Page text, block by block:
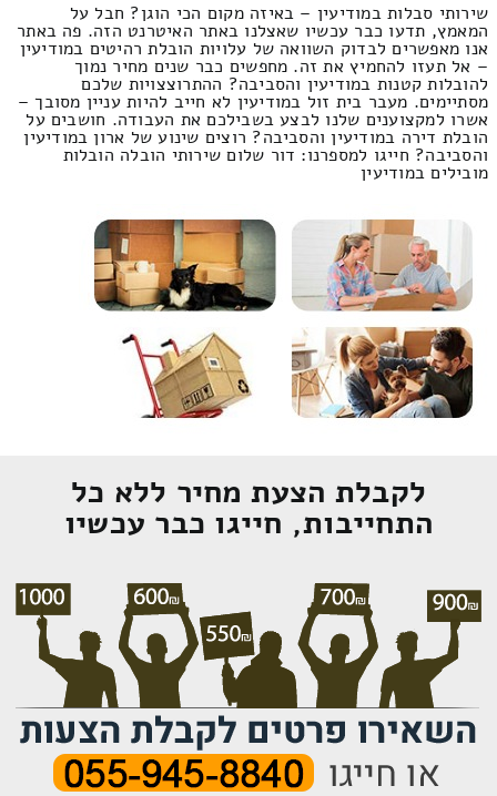
שירותי סבלות במודיעין – באיזה מקום הכי הוגן? חבל על
המאמץ, תדעו כבר עכשיו שאצלנו באתר האיטרנט הזה. פה באתר
אנו מאפשרים לבדוק השוואה של עלויות הובלת רהיטים במודיעין
– אל תעזו להחמיץ את זה. מחפשים כבר שנים מחיר נמוך
להובלות קטנות במודיעין והסביבה? ההתרוצצויות שלכם
מסתיימים. מעבר בית זול במודיעין לא חייב להיות עניין מסובך –
אשרו למקצוענים שלנו לבצע בשבילכם את העבודה. חושבים על
הובלת דירה במודיעין והסביבה? רוצים שינוע של ארון במודיעין
והסביבה? חייגו למספרנו: דור שלום שירותי הובלה הובלות
מובילים במודיעין
לקבלת הצעת מחיר ללא כל
התחייבות, חייגו כבר עכשיו